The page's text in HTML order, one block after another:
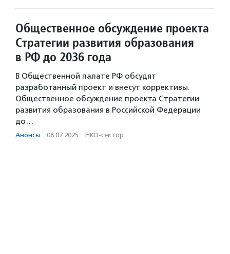
Общественное обсуждение проекта
Стратегии развития образования
в РФ до 2036 года
В Общественной палате РФ обсудят
разработанный проект и внесут коррективы.
Общественное обсуждение проекта Стратегии
развития образования в Российской Федерации
до…
Анонсы · 08.07.2025 · НКО-сектор